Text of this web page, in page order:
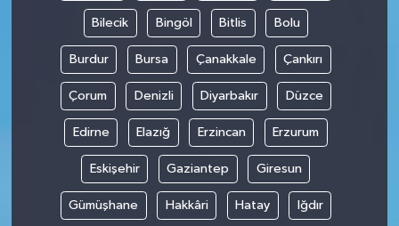
Bilecik Bingöl Bitlis Bolu
Burdur Bursa Çanakkale Çankırı
Çorum Denizli Diyarbakır Düzce
Edirne Elazığ Erzincan Erzurum
Eskişehir Gaziantep Giresun
Gümüşhane Hakkâri Hatay Iğdır